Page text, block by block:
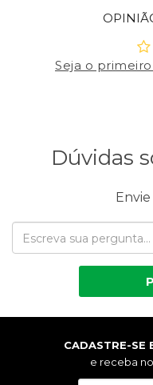
Seja o
Dúvidas
CADASTRE-SE
e receba